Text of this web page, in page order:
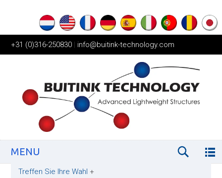
+31 (0)316-250830 | info@buitink-technology.com
MENU
Treffen Sie Ihre Wahl +